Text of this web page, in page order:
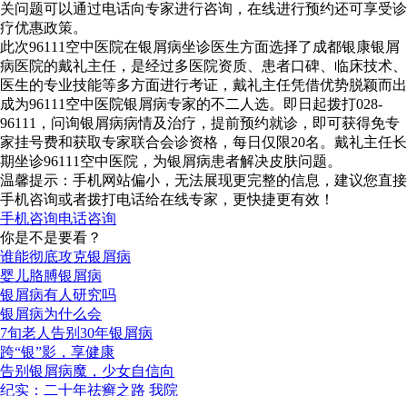
关问题可以通过电话向专家进行咨询，在线进行预约还可享受诊
疗优惠政策。
此次96111空中医院在银屑病坐诊医生方面选择了成都银康银屑
病医院的戴礼主任，是经过多医院资质、患者口碑、临床技术、
医生的专业技能等多方面进行考证，戴礼主任凭借优势脱颖而出
成为96111空中医院银屑病专家的不二人选。即日起拨打028-
96111，问询银屑病病情及治疗，提前预约就诊，即可获得免专
家挂号费和获取专家联合会诊资格，每日仅限20名。戴礼主任长
期坐诊96111空中医院，为银屑病患者解决皮肤问题。
温馨提示：手机网站偏小，无法展现更完整的信息，建议您直接
手机咨询或者拨打电话给在线专家，更快捷更有效！
手机咨询电话咨询
你是不是要看？
谁能彻底攻克银屑病
婴儿胳膊银屑病
银屑病有人研究吗
银屑病为什么会
7旬老人告别30年银屑病
跨“银”影，享健康
告别银屑病魔，少女自信向
纪实：二十年祛癣之路 我院